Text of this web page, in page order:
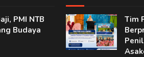
PMI NTB
Budaya
Tim